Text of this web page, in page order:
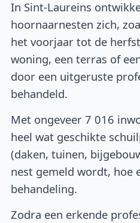
In Sint-Laureins
hoornaarnesten zich,
het voorjaar tot de
woning, een terras of
door een uitgeruste
behandeld.
Met ongeveer 7 016
heel wat geschikte
(daken, tuinen,
nest gemeld wordt, hoe
behandeling.
Zodra een erkende